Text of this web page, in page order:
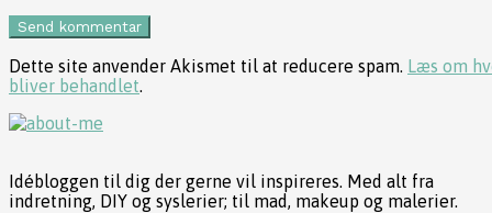
Dette site anvender Akismet til at reducere spam. Læs om
bliver behandlet.
Idébloggen til dig der gerne vil inspireres. Med alt fra
indretning, DIY og syslerier; til mad, makeup og malerier.